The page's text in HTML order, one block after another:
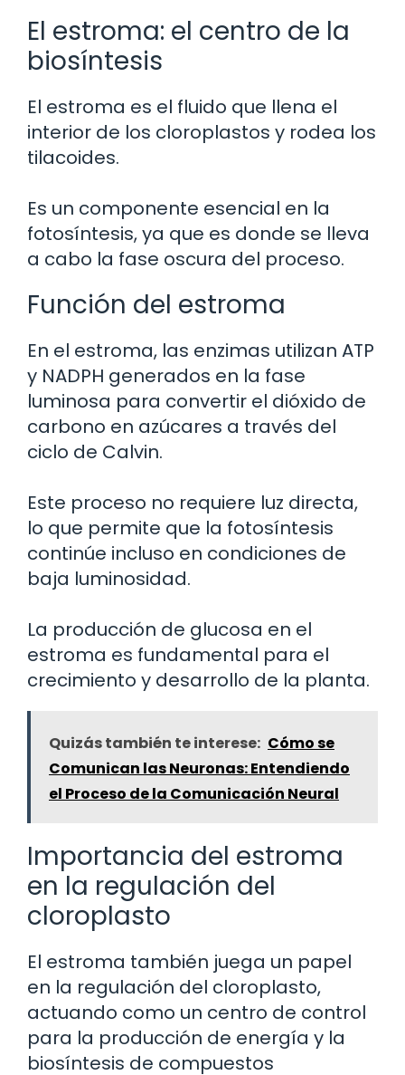
El estroma: el centro de la
biosíntesis
El estroma es el fluido que llena el
interior de los cloroplastos y rodea los
tilacoides.
Es un componente esencial en la
fotosíntesis, ya que es donde se lleva
a cabo la fase oscura del proceso.
Función del estroma
En el estroma, las enzimas utilizan ATP
y NADPH generados en la fase
luminosa para convertir el dióxido de
carbono en azúcares a través del
ciclo de Calvin.
Este proceso no requiere luz directa,
lo que permite que la fotosíntesis
continúe incluso en condiciones de
baja luminosidad.
La producción de glucosa en el
estroma es fundamental para el
crecimiento y desarrollo de la planta.
Quizás también te interese: Cómo se
Comunican las Neuronas: Entendiendo
el Proceso de la Comunicación Neural
Importancia del estroma
en la regulación del
cloroplasto
El estroma también juega un papel
en la regulación del cloroplasto,
actuando como un centro de control
para la producción de energía y la
biosíntesis de compuestos